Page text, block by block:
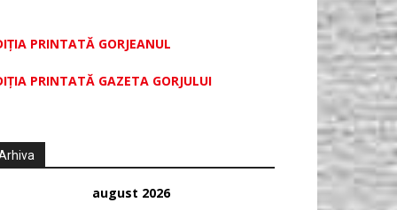
PRINTATĂ GORJEANUL
PRINTATĂ GAZETA GORJULUI
august 2026